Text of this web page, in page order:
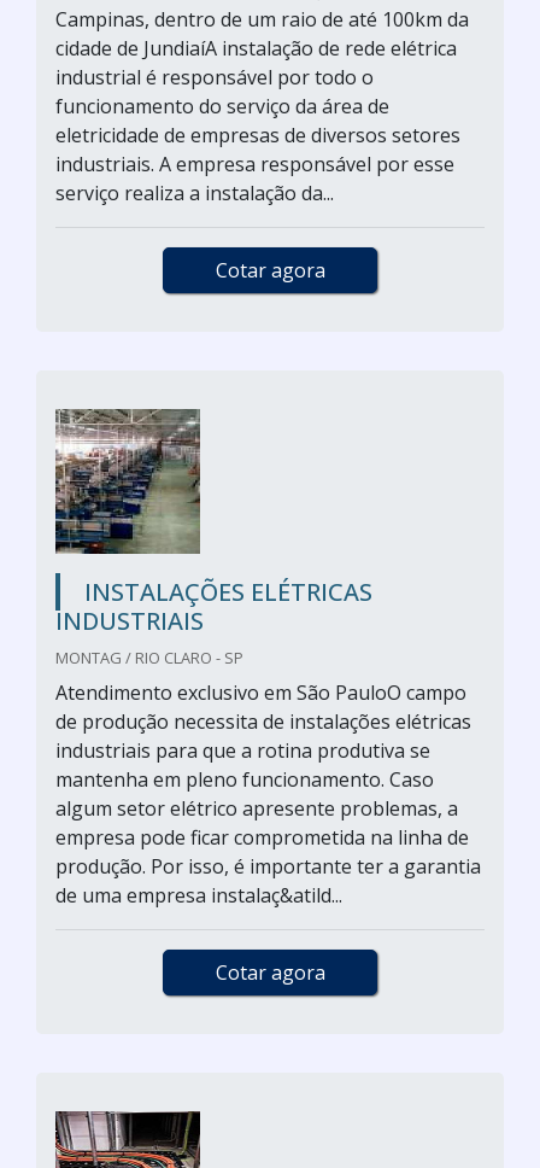
Campinas, dentro de um raio de até 100km da
cidade de JundiaíA instalação de rede elétrica
industrial é responsável por todo o
funcionamento do serviço da área de
eletricidade de empresas de diversos setores
industriais. A empresa responsável por esse
serviço realiza a instalação da...
Cotar agora
INSTALAÇÕES ELÉTRICAS
INDUSTRIAIS
MONTAG / RIO CLARO - SP
Atendimento exclusivo em São PauloO campo
de produção necessita de instalações elétricas
industriais para que a rotina produtiva se
mantenha em pleno funcionamento. Caso
algum setor elétrico apresente problemas, a
empresa pode ficar comprometida na linha de
produção. Por isso, é importante ter a garantia
de uma empresa instalaç&atild...
Cotar agora